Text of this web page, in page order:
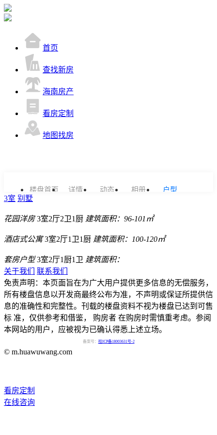
首页
查找新房
海南房产
看房定制
地图找房
楼盘首页 详情 动态 相册 户型
3室 别墅
花园洋房 3室2厅2卫1厨 建筑面积：96-101㎡
酒店式公寓 3室2厅1卫1厨 建筑面积：100-120㎡
套房户型 3室2厅1厨1卫 建筑面积：
关于我们
联系我们
免责声明：本页面旨在为广大用户提供更多信息的无偿服务，
所有楼盘信息以开发商最终公布为准，不声明或保证所提供信
息的准确性和完整性。刊载的楼盘资料不视为楼盘已达到可售
标 准，仅供参考和借鉴， 购房者 在购房时需慎重考虑。参阅
本网站的用户，应被视为已确认得悉上述立场。
备案号： 桂ICP备18003631号-2
© m.huawuwang.com
看房定制
在线咨询